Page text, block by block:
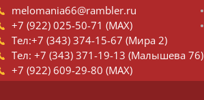
melomania66@rambler.ru
+7 (922) 025-50-71 (MAX)
Тел:+7 (343) 374-15-67 (Мира 2)
Тел: +7 (343) 371-19-13 (Малышева 76)
+7 (922) 609-29-80 (MAX)